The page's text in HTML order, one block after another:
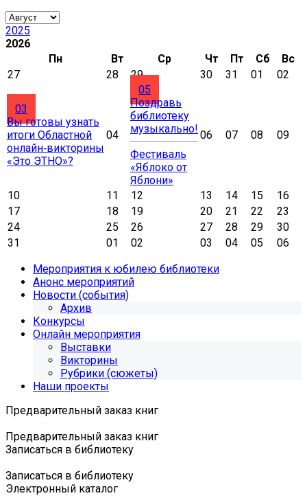
2025
2026
Пн
Вт Ср Чт Пт Сб
Вс
27
28 29 30 31 01 02
03
Вы готовы узнать
итоги Областной
онлайн‑викторины
«Это ЭТНО»?
04
05
Поздравь
библиотеку
музыкально!
Фестиваль
«Яблоко от
Яблони»
06 07 08 09
10 11 12 13 14 15
16
17
18 19 20 21 22
23
24
25 26 27 28 29
30
31
01 02 03 04 05
06
Мероприятия к юбилею библиотеки
Анонс мероприятий
Новости (события)
Архив
Конкурсы
Онлайн мероприятия
Выставки
Викторины
Рубрики (сюжеты)
Наши проекты
Предварительный заказ книг
Предварительный заказ книг
Записаться в библиотеку
Записаться в библиотеку
Электронный каталог